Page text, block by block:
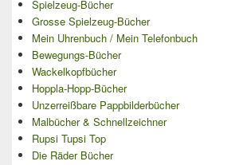
Spielzeug-Bücher
Grosse Spielzeug-Bücher
Mein Uhrenbuch / Mein Telefonbuch
Bewegungs-Bücher
Wackelkopfbücher
Hoppla-Hopp-Bücher
Unzerreißbare Pappbilderbücher
Malbücher & Schnellzeichner
Rupsi Tupsi Top
Die Räder Bücher